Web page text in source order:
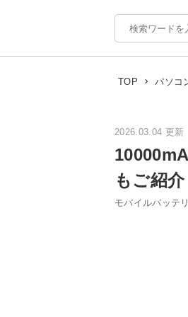
TOP パソコ
2026.03.04 更新
もご紹介
モバイルバッテ